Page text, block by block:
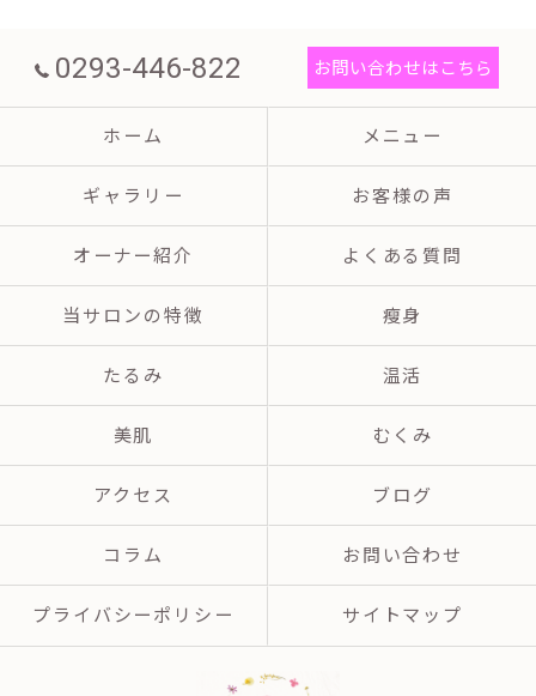
0293-446-822 お問い合わせはこちら
ホーム メニュー
ギャラリー お客様の声
オーナー紹介 よくある質問
当サロンの特徴 瘦身
たるみ 温活
美肌 むくみ
アクセス ブログ
コラム お問い合わせ
プライバシーポリシー サイトマップ